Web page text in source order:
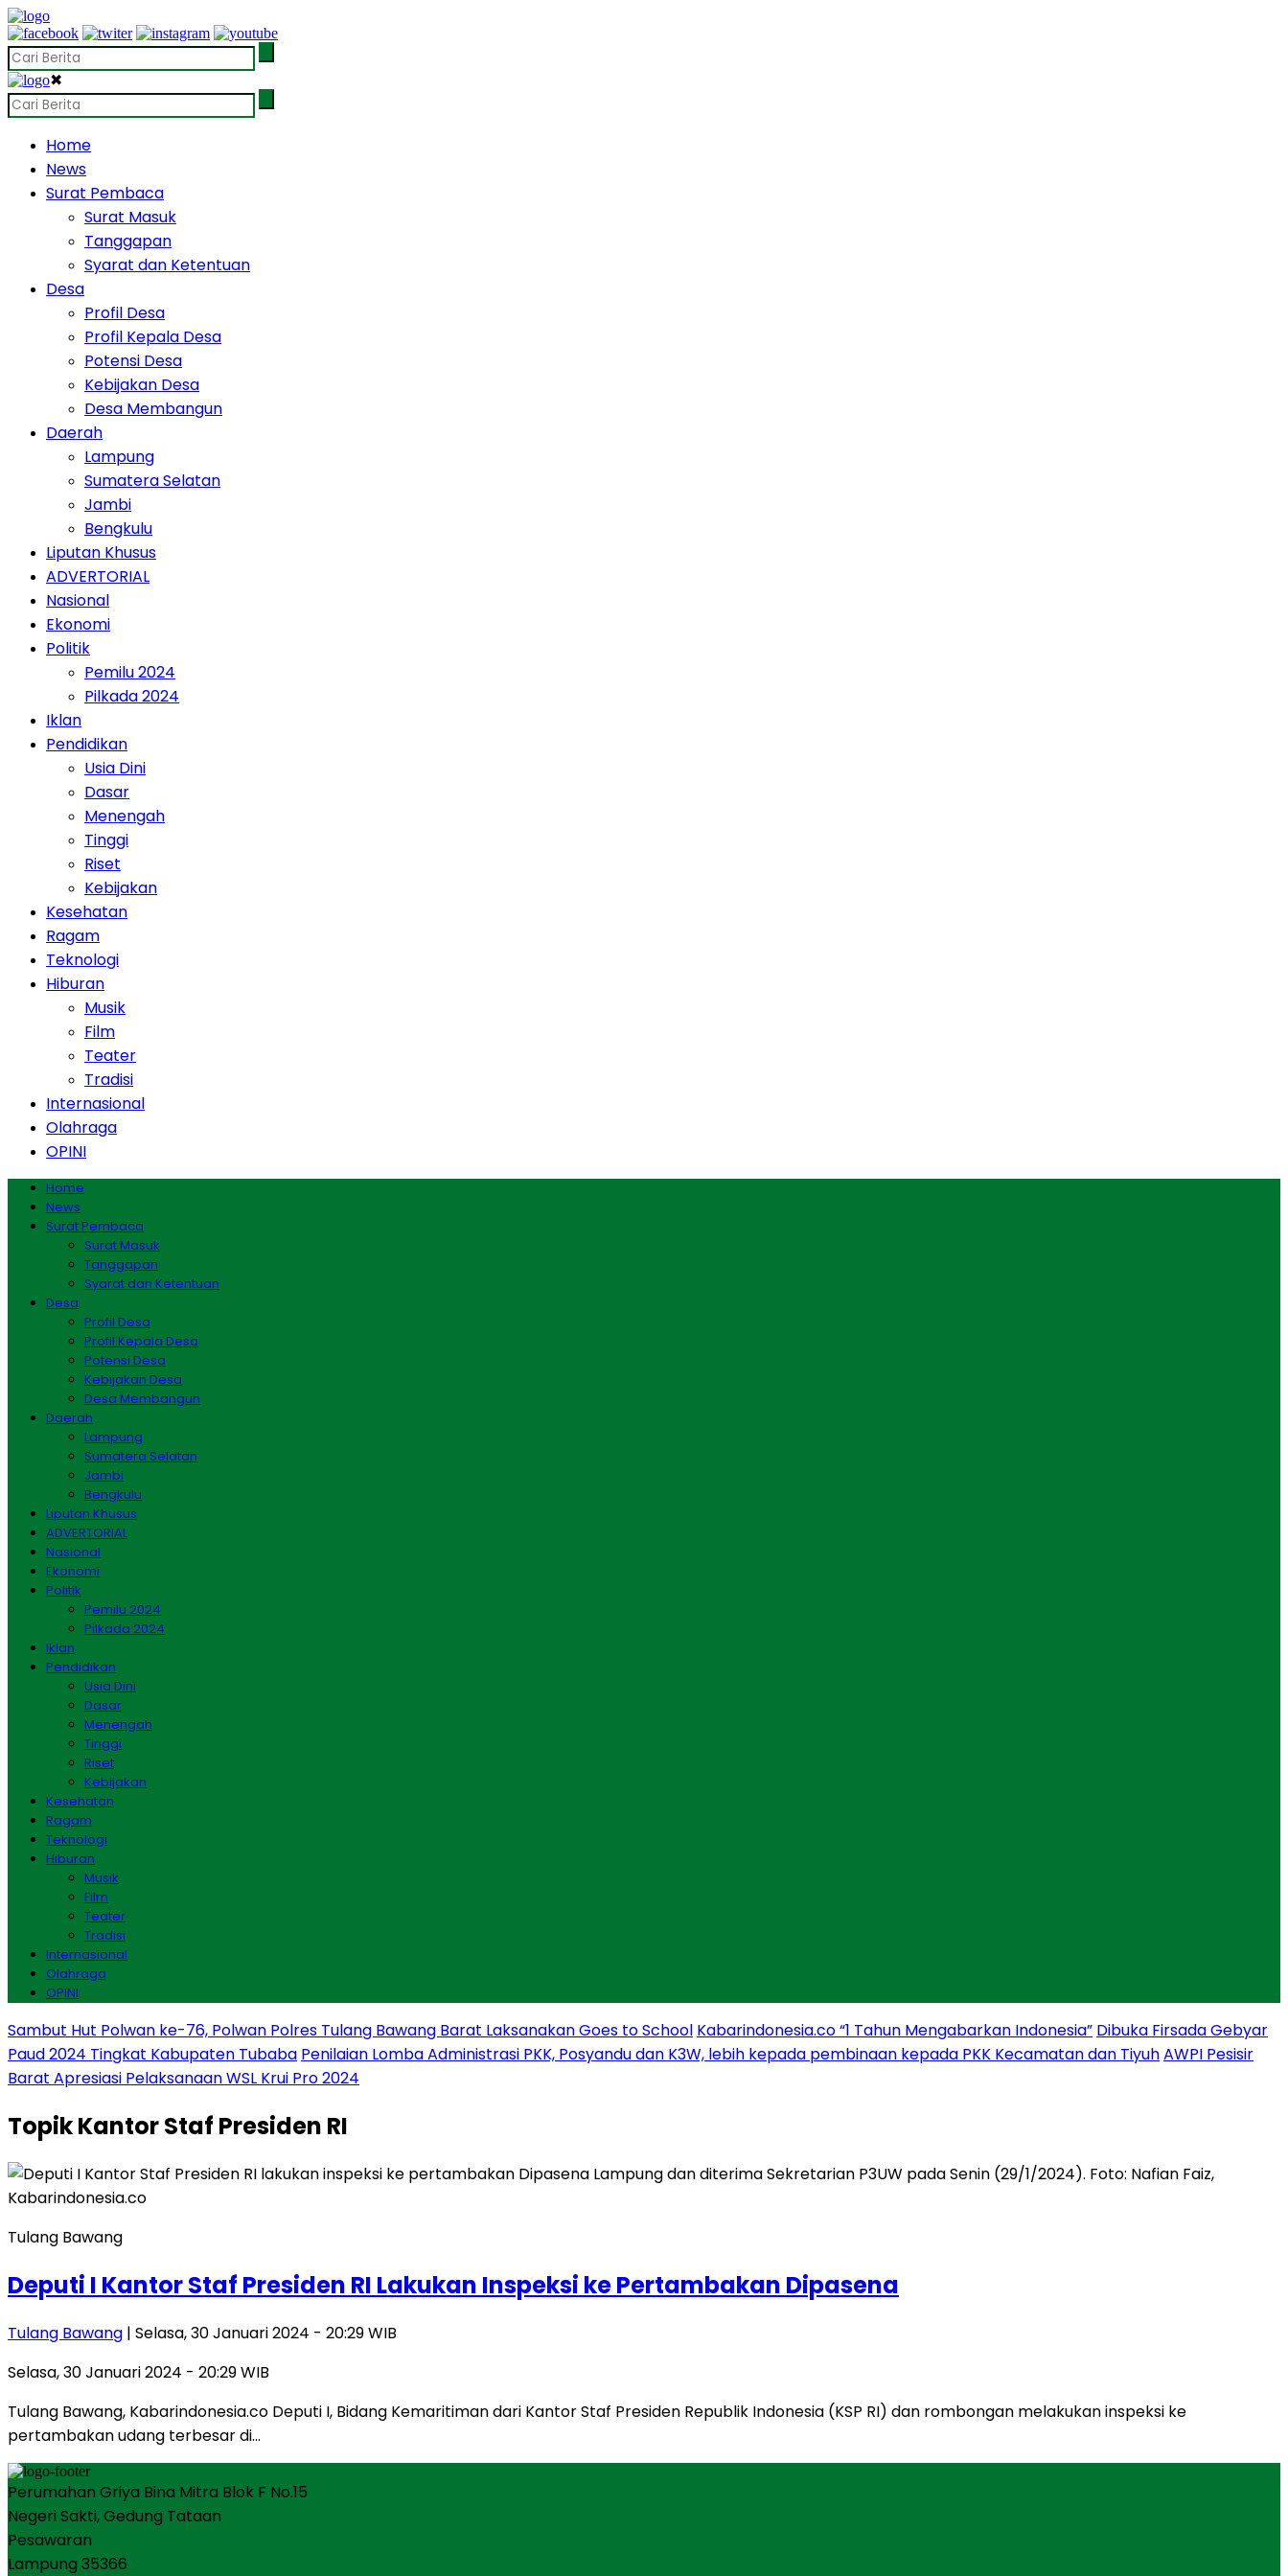
✖
Home
News
Surat Pembaca
Surat Masuk
Tanggapan
Syarat dan Ketentuan
Desa
Profil Desa
Profil Kepala Desa
Potensi Desa
Kebijakan Desa
Desa Membangun
Daerah
Lampung
Sumatera Selatan
Jambi
Bengkulu
Liputan Khusus
ADVERTORIAL
Nasional
Ekonomi
Politik
Pemilu 2024
Pilkada 2024
Iklan
Pendidikan
Usia Dini
Dasar
Menengah
Tinggi
Riset
Kebijakan
Kesehatan
Ragam
Teknologi
Hiburan
Musik
Film
Teater
Tradisi
Internasional
Olahraga
OPINI
Home
News
Surat Pembaca
Surat Masuk
Tanggapan
Syarat dan Ketentuan
Desa
Profil Desa
Profil Kepala Desa
Potensi Desa
Kebijakan Desa
Desa Membangun
Daerah
Lampung
Sumatera Selatan
Jambi
Bengkulu
Liputan Khusus
ADVERTORIAL
Nasional
Ekonomi
Politik
Pemilu 2024
Pilkada 2024
Iklan
Pendidikan
Usia Dini
Dasar
Menengah
Tinggi
Riset
Kebijakan
Kesehatan
Ragam
Teknologi
Hiburan
Musik
Film
Teater
Tradisi
Internasional
Olahraga
OPINI
Sambut Hut Polwan ke-76, Polwan Polres Tulang Bawang Barat Laksanakan Goes to School Kabarindonesia.co “1 Tahun Mengabarkan Indonesia” Dibuka Firsada Gebyar
Paud 2024 Tingkat Kabupaten Tubaba Penilaian Lomba Administrasi PKK, Posyandu dan K3W, lebih kepada pembinaan kepada PKK Kecamatan dan TiyuhAWPI Pesisir
Barat Apresiasi Pelaksanaan WSL Krui Pro 2024
TopikKantor Staf Presiden RI
Tulang Bawang
Deputi I Kantor Staf Presiden RI Lakukan Inspeksi ke Pertambakan Dipasena
Tulang Bawang | Selasa, 30 Januari 2024 - 20:29 WIB
Selasa, 30 Januari 2024 - 20:29 WIB
Tulang Bawang, Kabarindonesia.co Deputi I, Bidang Kemaritiman dari Kantor Staf Presiden Republik Indonesia (KSP RI) dan rombongan melakukan inspeksi ke
pertambakan udang terbesar di…
Perumahan Griya Bina Mitra Blok F No.15
Negeri Sakti, Gedung Tataan
Pesawaran
Lampung 35366